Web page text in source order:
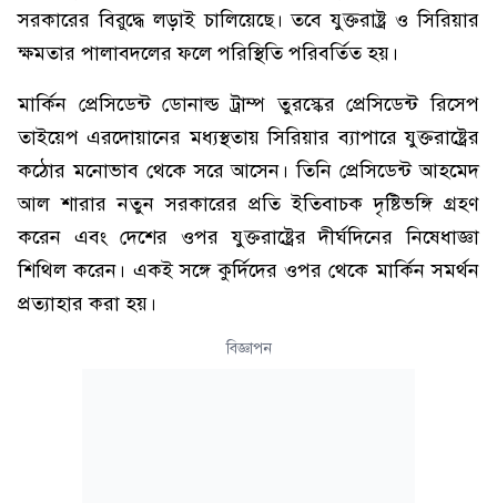
সরকারের বিরুদ্ধে লড়াই চালিয়েছে। তবে যুক্তরাষ্ট্র ও সিরিয়ার
ক্ষমতার পালাবদলের ফলে পরিস্থিতি পরিবর্তিত হয়।
মার্কিন প্রেসিডেন্ট ডোনাল্ড ট্রাম্প তুরস্কের প্রেসিডেন্ট রিসেপ
তাইয়েপ এরদোয়ানের মধ্যস্থতায় সিরিয়ার ব্যাপারে যুক্তরাষ্ট্রের
কঠোর মনোভাব থেকে সরে আসেন। তিনি প্রেসিডেন্ট আহমেদ
আল শারার নতুন সরকারের প্রতি ইতিবাচক দৃষ্টিভঙ্গি গ্রহণ
করেন এবং দেশের ওপর যুক্তরাষ্ট্রের দীর্ঘদিনের নিষেধাজ্ঞা
শিথিল করেন। একই সঙ্গে কুর্দিদের ওপর থেকে মার্কিন সমর্থন
প্রত্যাহার করা হয়।
বিজ্ঞাপন